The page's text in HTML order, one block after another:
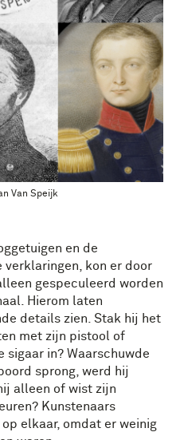
Van Speijk
en de
kon er door
gespeculeerd worden
Hierom laten
details zien. Stak hij het
met zijn pistool of
sigaar in? Waarschuwde
sprong, werd hij
alleen of wist zijn
Kunstenaars
elkaar, omdat er weinig